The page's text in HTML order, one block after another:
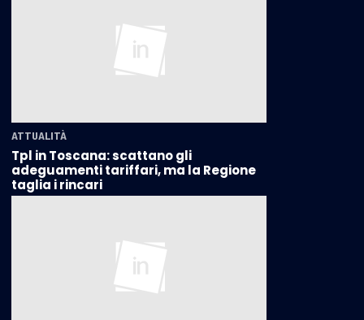
ATTUALITÀ
Tpl in Toscana: scattano gli
adeguamenti tariffari, ma la Regione
taglia i rincari